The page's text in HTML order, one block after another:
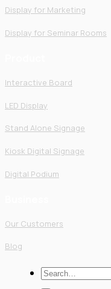
Display for Marketing
Display for Seminar Rooms
Interactive Board
LED Display
Stand Alone Signage
Kiosk Digital Signage
Digital Podium
Our Customers
Blog
Search
for: